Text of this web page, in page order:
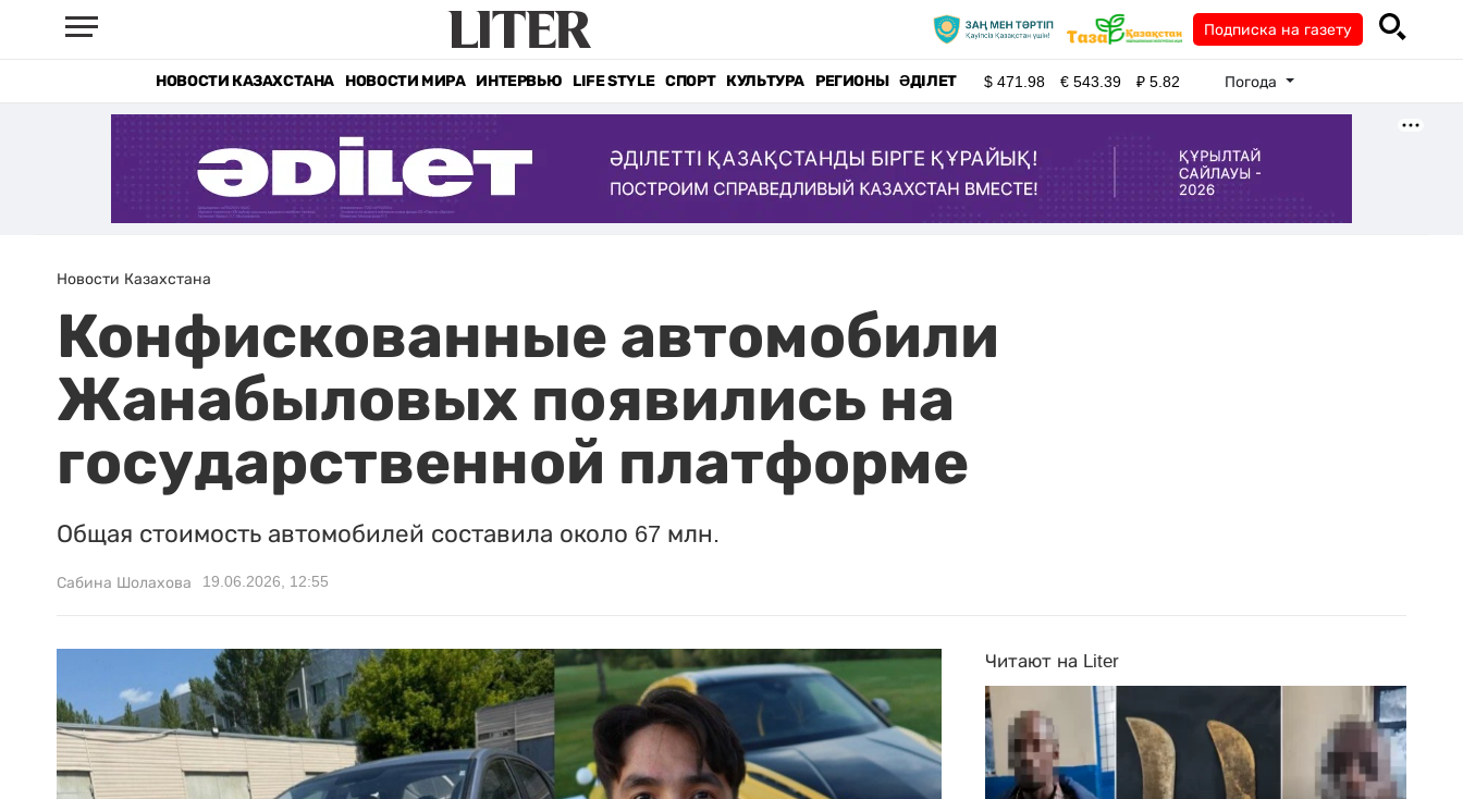
Подписка на газету
НОВОСТИ КАЗАХСТАНА НОВОСТИ МИРА ИНТЕРВЬЮ LIFE STYLE СПОРТ КУЛЬТУРА РЕГИОНЫ ӘДІЛЕТ $471.98 €543.39 ₽5.82 Погода
Новости Казахстана
Конфискованные автомобили
Жанабыловых появились на
государственной платформе
Общая стоимость автомобилей составила около 67 млн.
Сабина Шолахова 19.06.2026, 12:55
Читают на Liter